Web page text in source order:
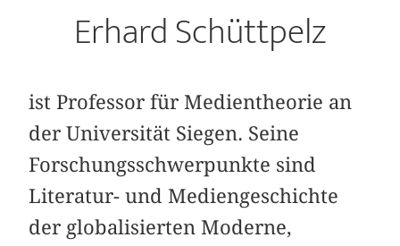
Erhard Schüttpelz
ist Professor für Medientheorie an
der Universität Siegen. Seine
Forschungsschwerpunkte sind
Literatur- und Mediengeschichte
der globalisierten Moderne,